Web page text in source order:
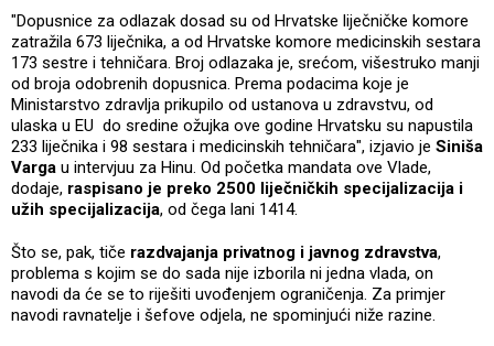
"Dopusnice za odlazak dosad su od Hrvatske liječničke komore
zatražila 673 liječnika, a od Hrvatske komore medicinskih sestara
173 sestre i tehničara. Broj odlazaka je, srećom, višestruko manji
od broja odobrenih dopusnica. Prema podacima koje je
Ministarstvo zdravlja prikupilo od ustanova u zdravstvu, od
ulaska u EU do sredine ožujka ove godine Hrvatsku su napustila
233 liječnika i 98 sestara i medicinskih tehničara", izjavio je Siniša
Varga u intervjuu za Hinu. Od početka mandata ove Vlade,
dodaje, raspisano je preko 2500 liječničkih specijalizacija i
užih specijalizacija, od čega lani 1414.
Što se, pak, tiče razdvajanja privatnog i javnog zdravstva,
problema s kojim se do sada nije izborila ni jedna vlada, on
navodi da će se to riješiti uvođenjem ograničenja. Za primjer
navodi ravnatelje i šefove odjela, ne spominjući niže razine.